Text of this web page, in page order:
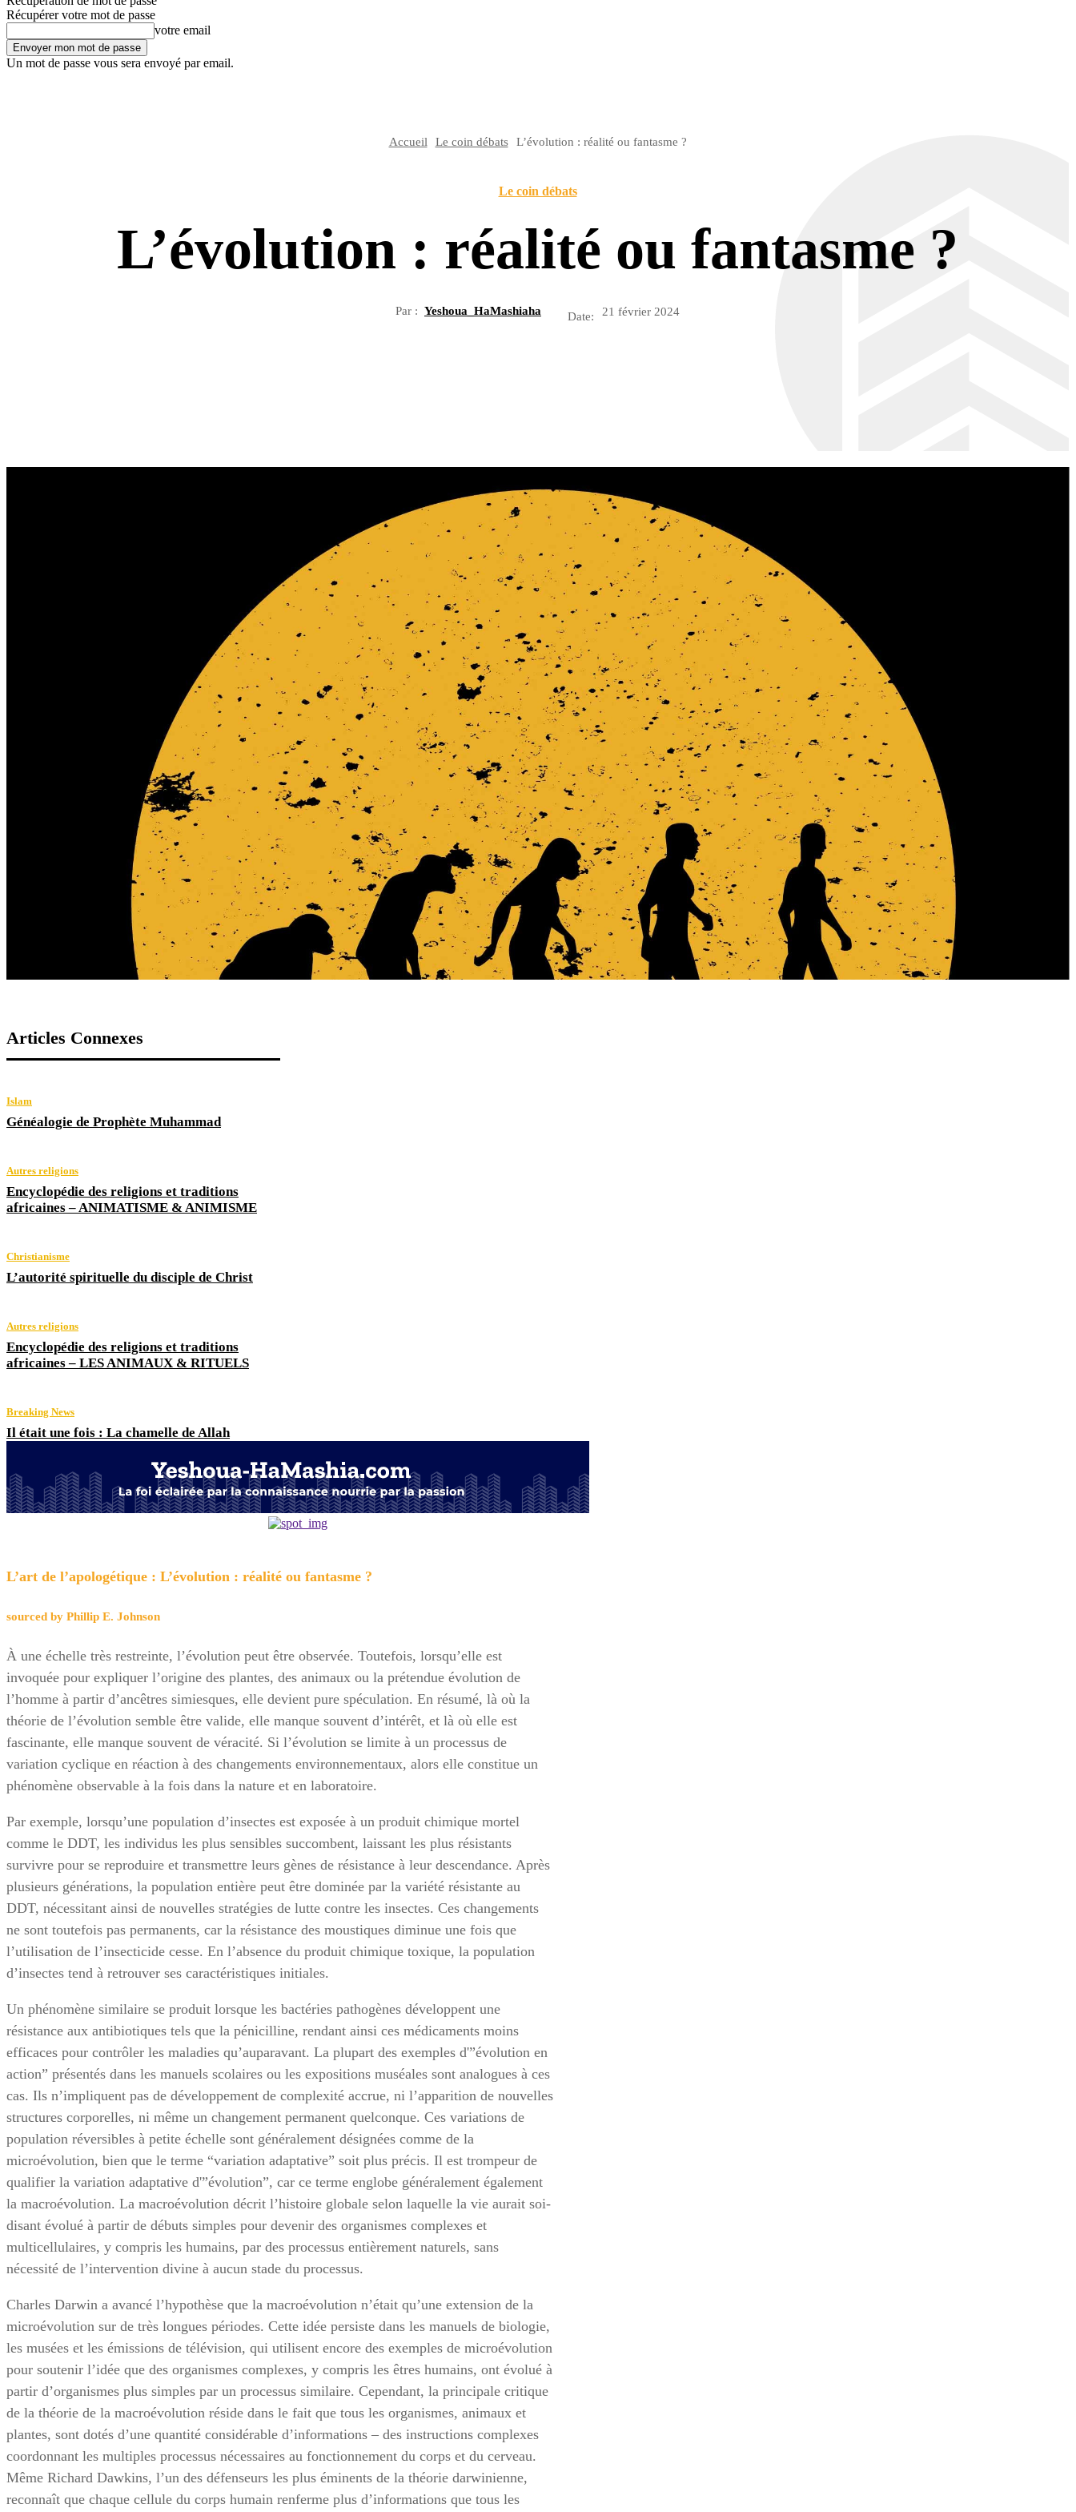
Récupérer votre mot de passe
votre email
Un mot de passe vous sera envoyé par email.
Accueil Le coin débats L’évolution : réalité ou fantasme ?
Le coin débats
L’évolution : réalité ou fantasme ?
Par : Yeshoua_HaMashiaha Date: 21 février 2024
Articles Connexes
Islam
Généalogie de Prophète Muhammad
Autres religions
Encyclopédie des religions et traditions
africaines – ANIMATISME & ANIMISME
Christianisme
L’autorité spirituelle du disciple de Christ
Autres religions
Encyclopédie des religions et traditions
africaines – LES ANIMAUX & RITUELS
Breaking News
Il était une fois : La chamelle de Allah
L’art de l’apologétique : L’évolution : réalité ou fantasme ?
sourced by Phillip E. Johnson
À une échelle très restreinte, l’évolution peut être observée. Toutefois, lorsqu’elle est
invoquée pour expliquer l’origine des plantes, des animaux ou la prétendue évolution de
l’homme à partir d’ancêtres simiesques, elle devient pure spéculation. En résumé, là où la
théorie de l’évolution semble être valide, elle manque souvent d’intérêt, et là où elle est
fascinante, elle manque souvent de véracité. Si l’évolution se limite à un processus de
variation cyclique en réaction à des changements environnementaux, alors elle constitue un
phénomène observable à la fois dans la nature et en laboratoire.
Par exemple, lorsqu’une population d’insectes est exposée à un produit chimique mortel
comme le DDT, les individus les plus sensibles succombent, laissant les plus résistants
survivre pour se reproduire et transmettre leurs gènes de résistance à leur descendance. Après
plusieurs générations, la population entière peut être dominée par la variété résistante au
DDT, nécessitant ainsi de nouvelles stratégies de lutte contre les insectes. Ces changements
ne sont toutefois pas permanents, car la résistance des moustiques diminue une fois que
l’utilisation de l’insecticide cesse. En l’absence du produit chimique toxique, la population
d’insectes tend à retrouver ses caractéristiques initiales.
Un phénomène similaire se produit lorsque les bactéries pathogènes développent une
résistance aux antibiotiques tels que la pénicilline, rendant ainsi ces médicaments moins
efficaces pour contrôler les maladies qu’auparavant. La plupart des exemples d'”évolution en
action” présentés dans les manuels scolaires ou les expositions muséales sont analogues à ces
cas. Ils n’impliquent pas de développement de complexité accrue, ni l’apparition de nouvelles
structures corporelles, ni même un changement permanent quelconque. Ces variations de
population réversibles à petite échelle sont généralement désignées comme de la
microévolution, bien que le terme “variation adaptative” soit plus précis. Il est trompeur de
qualifier la variation adaptative d'”évolution”, car ce terme englobe généralement également
la macroévolution. La macroévolution décrit l’histoire globale selon laquelle la vie aurait soi-
disant évolué à partir de débuts simples pour devenir des organismes complexes et
multicellulaires, y compris les humains, par des processus entièrement naturels, sans
nécessité de l’intervention divine à aucun stade du processus.
Charles Darwin a avancé l’hypothèse que la macroévolution n’était qu’une extension de la
microévolution sur de très longues périodes. Cette idée persiste dans les manuels de biologie,
les musées et les émissions de télévision, qui utilisent encore des exemples de microévolution
pour soutenir l’idée que des organismes complexes, y compris les êtres humains, ont évolué à
partir d’organismes plus simples par un processus similaire. Cependant, la principale critique
de la théorie de la macroévolution réside dans le fait que tous les organismes, animaux et
plantes, sont dotés d’une quantité considérable d’informations – des instructions complexes
coordonnant les multiples processus nécessaires au fonctionnement du corps et du cerveau.
Même Richard Dawkins, l’un des défenseurs les plus éminents de la théorie darwinienne,
reconnaît que chaque cellule du corps humain renferme plus d’informations que tous les